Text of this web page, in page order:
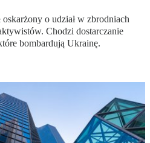
o udział w zbrodniach
Chodzi dostarczanie
bombardują Ukrainę.